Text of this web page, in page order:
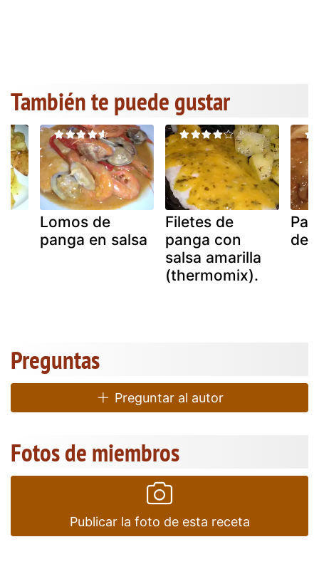
También te puede gustar
Lomos de
panga en salsa
Filetes de
panga con
salsa amarilla
(thermomix).
de
Preguntas
Preguntar al autor
Fotos de miembros
Publicar la foto de esta receta